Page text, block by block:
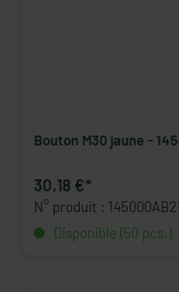
Bouton M30 jaune -
30,18 €*
N° produit :
Disponible (50